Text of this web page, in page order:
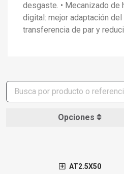
desgaste. • Mecanizado de
digital: mejor adaptación
transferencia de par y
Opciones
AT2.5X50